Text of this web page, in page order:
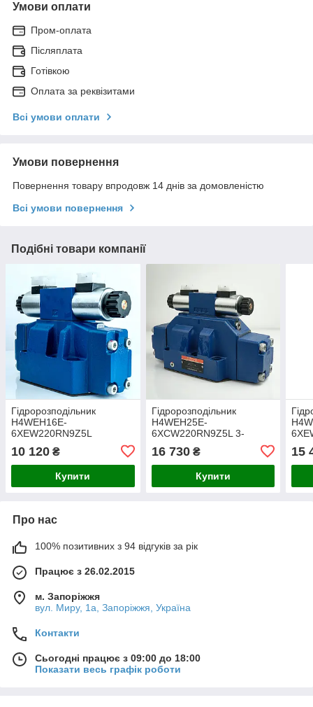
Умови оплати
Пром-оплата
Післяплата
Готівкою
Оплата за реквізитами
Всі умови оплати
Умови повернення
Повернення товару впродовж 14 днів за домовленістю
Всі умови повернення
Подібні товари компанії
Гідророзподільник
H4WEH16E-
6XEW220RN9Z5L
трипозиційний 220V,
Ду-16, 350 Бар, схема E
10 120 ₴
Купити
Гідророзподільник
H4WEH25E-
6XCW220RN9Z5L 3-
електрогідравлічний 220V,
Ду-25, 350 Бар, схема Е
16 730₴
Купити
350
15
Про нас
100% позитивних з 94 відгуків за рік
Працює з 26.02.2015
м. Запоріжжя
вул. Миру, 1а, Запоріжжя, Україна
Контакти
Сьогодні працює з 09:00 до 18:00
Показати весь графік роботи